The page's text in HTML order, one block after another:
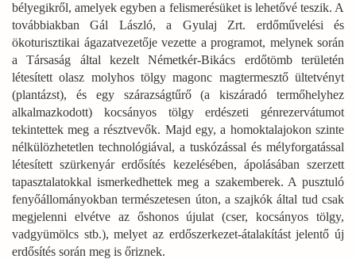
bélyegikről, amelyek egyben a felismerésüket is lehetővé teszik. A
továbbiakban Gál László, a Gyulaj Zrt. erdőművelési és
ökoturisztikai ágazatvezetője vezette a programot, melynek során
a Társaság által kezelt Németkér-Bikács erdőtömb területén
létesített olasz molyhos tölgy magonc magtermesztő ültetvényt
(plantázst), és egy szárazságtűrő (a kiszáradó termőhelyhez
alkalmazkodott) kocsányos tölgy erdészeti génrezervátumot
tekintettek meg a résztvevők. Majd egy, a homoktalajokon szinte
nélkülözhetetlen technológiával, a tuskózással és mélyforgatással
létesített szürkenyár erdősítés kezelésében, ápolásában szerzett
tapasztalatokkal ismerkedhettek meg a szakemberek. A pusztuló
fenyőállományokban természetesen úton, a szajkók által tud csak
megjelenni elvétve az őshonos újulat (cser, kocsányos tölgy,
vadgyümölcs stb.), melyet az erdőszerkezet-átalakítást jelentő új
erdősítés során meg is őriznek.